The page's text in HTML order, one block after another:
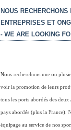
NOUS
ENTREPRISES ET
- WE ARE LOOKING
Nous recherchons une ou
voir la promotion de leurs
tous les ports abordés des deux
pays abordés (plus la France).
équipage au service de nos